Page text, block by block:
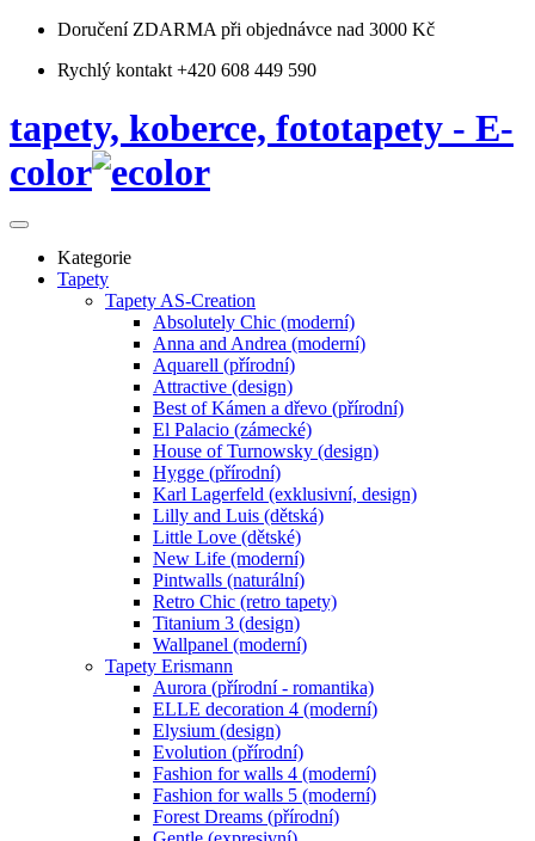
Doručení ZDARMA při objednávce nad 3000 Kč
Rychlý kontakt +420 608 449 590
tapety, koberce, fototapety - E-
color
Kategorie
Tapety
Tapety AS-Creation
Absolutely Chic (moderní)
Anna and Andrea (moderní)
Aquarell (přírodní)
Attractive (design)
Best of Kámen a dřevo (přírodní)
El Palacio (zámecké)
House of Turnowsky (design)
Hygge (přírodní)
Karl Lagerfeld (exklusivní, design)
Lilly and Luis (dětská)
Little Love (dětské)
New Life (moderní)
Pintwalls (naturální)
Retro Chic (retro tapety)
Titanium 3 (design)
Wallpanel (moderní)
Tapety Erismann
Aurora (přírodní - romantika)
ELLE decoration 4 (moderní)
Elysium (design)
Evolution (přírodní)
Fashion for walls 4 (moderní)
Fashion for walls 5 (moderní)
Forest Dreams (přírodní)